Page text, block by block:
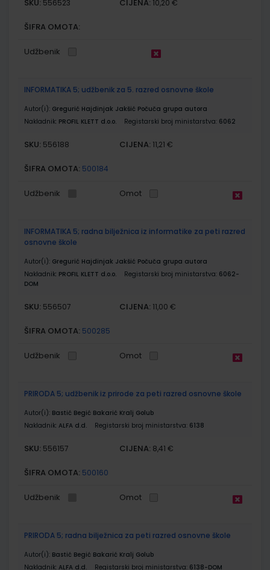
SKU: 556523 CIJENA: 10,20 €
ŠIFRA OMOTA:
Udžbenik
INFORMATIKA 5; udžbenik za 5. razred osnovne škole
Autor(i): Gregurić Hajdinjak Jakšić Počuča grupa autora
Nakladnik: PROFIL KLETT d.o.o. Registarski broj ministarstva: 6062
SKU: 556188 CIJENA: 11,21 €
ŠIFRA OMOTA: 500184
Udžbenik Omot
INFORMATIKA 5; radna bilježnica iz informatike za peti razred
osnovne škole
Autor(i): Gregurić Hajdinjak Jakšić Počuča grupa autora
Nakladnik: PROFIL KLETT d.o.o. Registarski broj ministarstva: 6062-
DOM
SKU: 556507 CIJENA: 11,00 €
ŠIFRA OMOTA: 500285
Udžbenik Omot
PRIRODA 5; udžbenik iz prirode za peti razred osnovne škole
Autor(i): Bastić Begić Bakarić Kralj Golub
Nakladnik: ALFA d.d. Registarski broj ministarstva: 6138
SKU: 556157 CIJENA: 8,41 €
ŠIFRA OMOTA: 500160
Udžbenik Omot
PRIRODA 5; radna bilježnica za peti razred osnovne škole
Autor(i): Bastić Begić Bakarić Kralj Golub
Nakladnik: ALFA d.d. Registarski broj ministarstva: 6138-DOM